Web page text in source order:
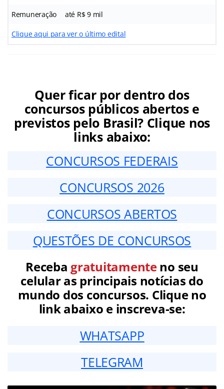
Remuneração até R$ 9 mil
Clique aqui para ver o último edital
Quer ficar por dentro dos
concursos públicos abertos e
previstos pelo Brasil? Clique nos
links abaixo:
CONCURSOS FEDERAIS
CONCURSOS 2026
CONCURSOS ABERTOS
QUESTÕES DE CONCURSOS
Receba gratuitamenteno seu
celular as principais notícias do
mundo dos concursos. Clique no
link abaixo e inscreva-se:
WHATSAPP
TELEGRAM